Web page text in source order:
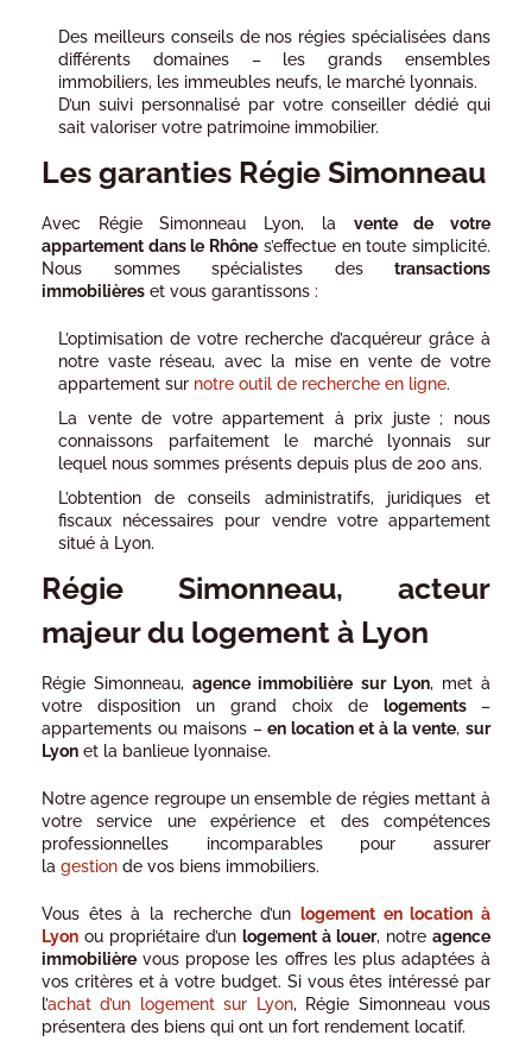
Des meilleurs conseils de nos régies spécialisées dans
différents domaines – les grands ensembles
immobiliers, les immeubles neufs, le marché lyonnais.
D’un suivi personnalisé par votre conseiller dédié qui
sait valoriser votre patrimoine immobilier.
Les garanties Régie Simonneau
Avec Régie Simonneau Lyon, la vente de votre
appartement dans le Rhône s’effectue en toute simplicité.
Nous sommes spécialistes des transactions
immobilières et vous garantissons :
L’optimisation de votre recherche d’acquéreur grâce à
notre vaste réseau, avec la mise en vente de votre
appartement sur notre outil de recherche en ligne.
La vente de votre appartement à prix juste ; nous
connaissons parfaitement le marché lyonnais sur
lequel nous sommes présents depuis plus de 200 ans.
L’obtention de conseils administratifs, juridiques et
fiscaux nécessaires pour vendre votre appartement
situé à Lyon.
Régie Simonneau, acteur
majeur du logement à Lyon
Régie Simonneau,agence immobilière sur Lyon, met à
votre disposition un grand choix de
logements –
appartements ou maisons – en location et à la vente, sur
Lyon et la banlieue lyonnaise.
Notre agence regroupe un ensemble de régies mettant à
votre service une expérience et des compétences
professionnelles incomparables pour assurer
la gestion de vos biens immobiliers.
Vous êtes à la recherche d’un
logement en location à
Lyon ou propriétaire d’un logement à louer, notre agence
immobilière vous propose les offres les plus adaptées à
vos critères et à votre budget. Si vous êtes intéressé par
l’achat d’un logement sur Lyon, Régie Simonneau vous
présentera des biens qui ont un fort rendement locatif.